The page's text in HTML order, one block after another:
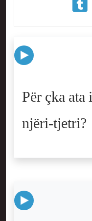
Për çka
njëri-tjetri?